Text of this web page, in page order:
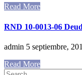
Read More
RND 10-0013-06
admin 5 septiembre,
Read More